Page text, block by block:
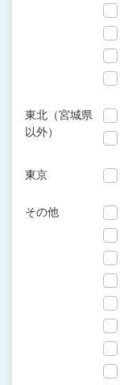
東北（宮城県
以外）
東京
その他